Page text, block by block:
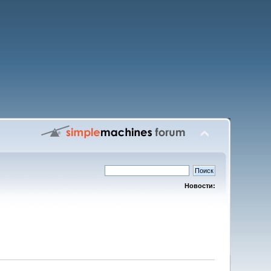
Новости: